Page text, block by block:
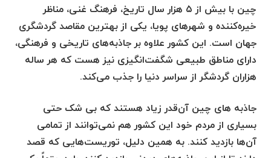
چین با بیش از ۵ هزار سال تاریخ، فرهنگ غنی، مناظر
خیره‌کننده و شهرهای پویا، یکی از بهترین مقاصد گردشگری
جهان است. این کشور علاوه بر جاذبه‌های تاریخی و فرهنگی،
دارای مناطق طبیعی شگفت‌انگیزی نیز هست که هر ساله
هزاران گردشگر از سراسر دنیا را جذب می‌کند.
جاذبه های چین آن‌قدر زیاد هستند که بی شک حتی
بسیاری از مردم خود این کشور هم نمی‌توانند از تمامی
آن‌ها بازدید کنند. به همین دلیل، توریست‌هایی که قصد